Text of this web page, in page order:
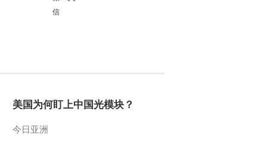
美国为何盯上中国光模块？
今日亚洲